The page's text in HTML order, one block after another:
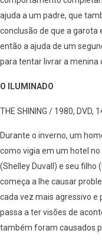
ajuda a um padre, que
conclusão de que a garota
então a ajuda de um
para tentar livrar a menina
O ILUMINADO
THE SHINING / 1980,
Durante o inverno, um
como vigia em um hotel
(Shelley Duvall) e seu filho
começa a lhe causar
cada vez mais agressivo e
passa a ter visões de
também foram causados